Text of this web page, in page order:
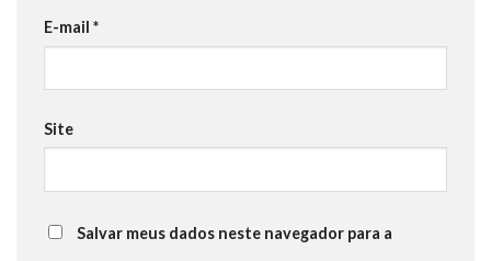
E-mail *
Site
Salvar meus dados neste navegador para a